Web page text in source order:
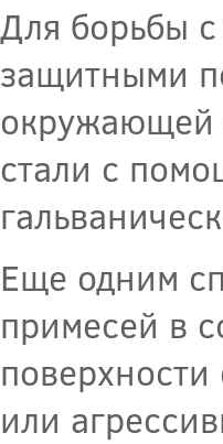
Для борьбы
защитными
окружающей
стали с
Еще одним
примесей в
поверхности
или